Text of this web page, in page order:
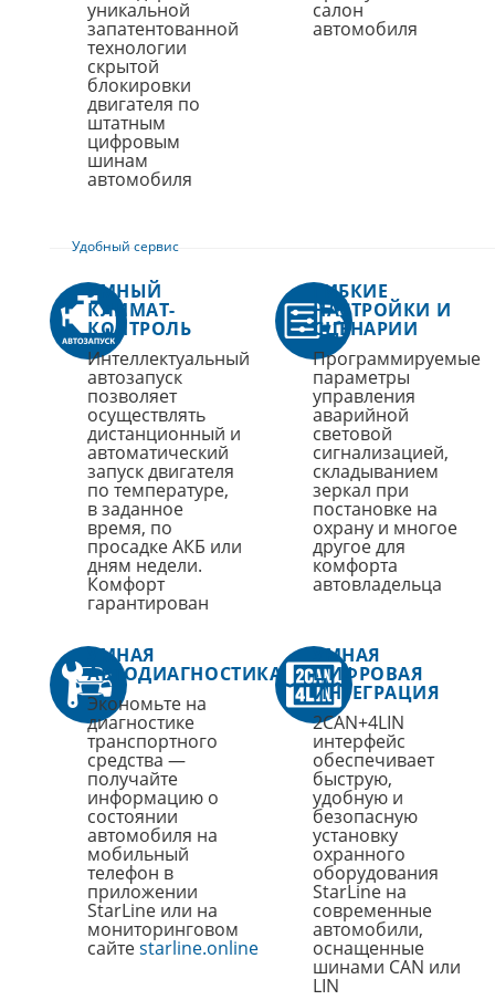
уникальной
запатентованной
технологии
скрытой
блокировки
двигателя по
штатным
цифровым
шинам
автомобиля
салон
автомобиля
Удобный сервис
УМНЫЙ
КЛИМАТ-
КОНТРОЛЬ
Интеллектуальный
автозапуск
позволяет
осуществлять
дистанционный и
автоматический
запуск двигателя
по температуре,
в заданное
время, по
просадке АКБ или
дням недели.
Комфорт
гарантирован
ГИБКИЕ
НАСТРОЙКИ И
СЦЕНАРИИ
Программируемые
параметры
управления
аварийной
световой
сигнализацией,
складыванием
зеркал при
постановке на
охрану и многое
другое для
комфорта
автовладельца
УМНАЯ
АВТОДИАГНОСТИКА
Экономьте на
диагностике
транспортного
средства —
получайте
информацию о
состоянии
автомобиля на
мобильный
телефон в
приложении
StarLine или на
мониторинговом
сайтеstarline.online
УМНАЯ
ЦИФРОВАЯ
ИНТЕГРАЦИЯ
2CAN+4LIN
интерфейс
обеспечивает
быструю,
удобную и
безопасную
установку
охранного
оборудования
StarLine на
современные
автомобили,
оснащенные
шинами CAN или
LIN